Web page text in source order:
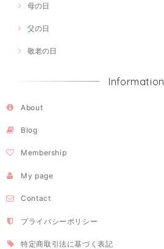
母の日
父の日
敬老の日
Information
About
Blog
Membership
My page
Contact
プライバシーポリシー
特定商取引法に基づく表記